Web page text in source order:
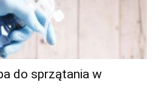
do sprzątania w